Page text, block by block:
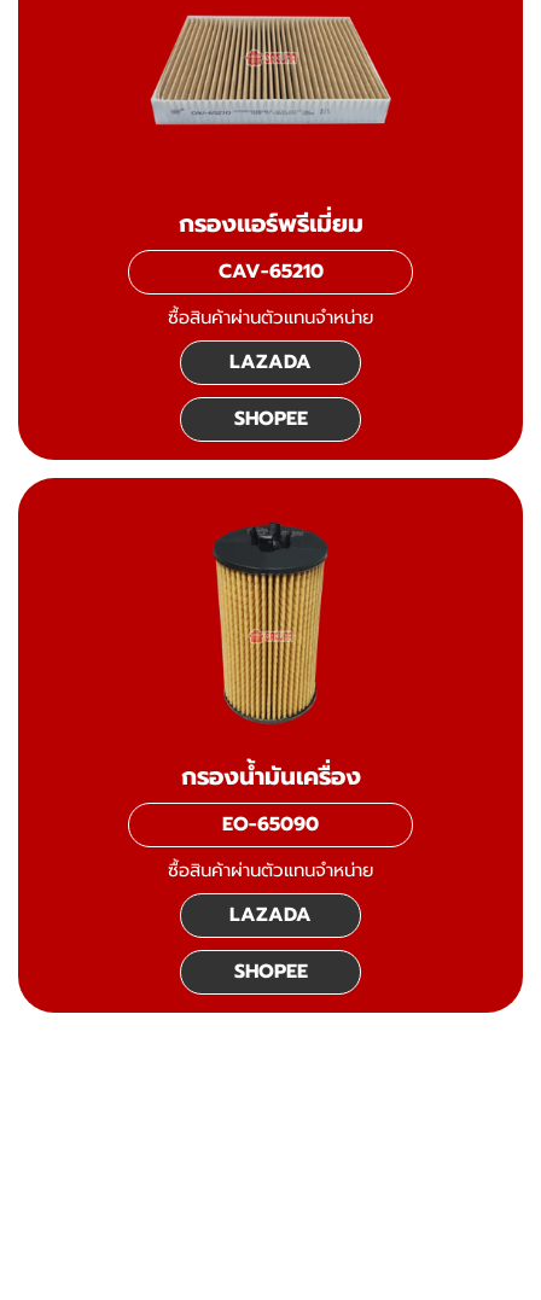
กรองแอร์พรีเมี่ยม
CAV-65210
ซื้อสินค้าผ่านตัวแทนจำหน่าย
LAZADA
SHOPEE
กรองน้ำมันเครื่อง
EO-65090
ซื้อสินค้าผ่านตัวแทนจำหน่าย
LAZADA
SHOPEE